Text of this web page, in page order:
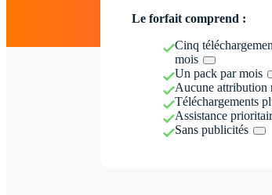
Le forfait comprend :
Cinq
mois
Un pack par mois
Aucune attribution
Téléchargements
Assistance
Sans publicités